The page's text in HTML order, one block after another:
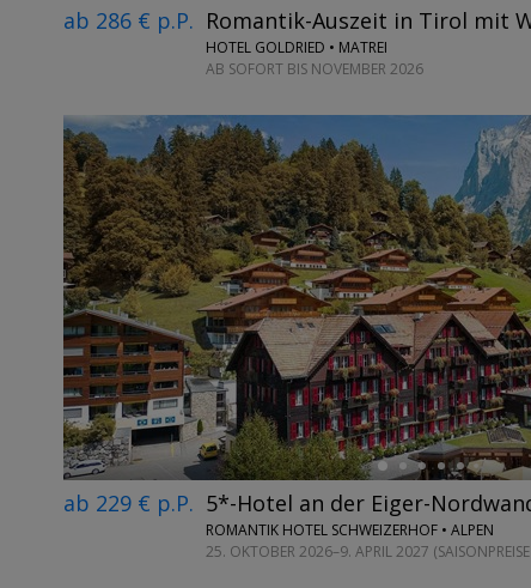
ab 286 € p.P. Romantik-Auszeit in Tirol mit
HOTEL GOLDRIED • MATREI
AB SOFORT BIS NOVEMBER 2026
←
ab 229 € p.P. 5*-Hotel an der Eiger-
ROMANTIK HOTEL SCHWEIZERHOF • ALPEN
25. OKTOBER 2026–9. APRIL 2027